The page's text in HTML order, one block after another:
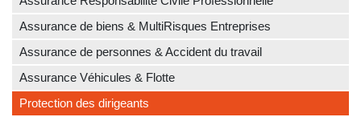
Assurance de biens & MultiRisques Entreprises
Assurance de personnes & Accident du travail
Assurance Véhicules & Flotte
Protection des dirigeants